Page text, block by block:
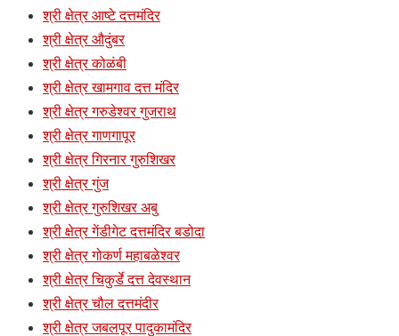
श्री क्षेत्र आष्टे दत्तमंदिर
श्री क्षेत्र औदुंबर
श्री क्षेत्र कोळंबी
श्री क्षेत्र खामगाव दत्त मंदिर
श्री क्षेत्र गरुडेश्वर गुजराथ
श्री क्षेत्र गाणगापूर
श्री क्षेत्र गिरनार गुरुशिखर
श्री क्षेत्र गुंज
श्री क्षेत्र गुरुशिखर अबु
श्री क्षेत्र गेंडीगेट दत्तमंदिर बडोदा
श्री क्षेत्र गोकर्ण महाबळेश्वर
श्री क्षेत्र चिकुर्डे दत्त देवस्थान
श्री क्षेत्र चौल दत्तमंदीर
श्री क्षेत्र जबलपूर पादुकामंदिर